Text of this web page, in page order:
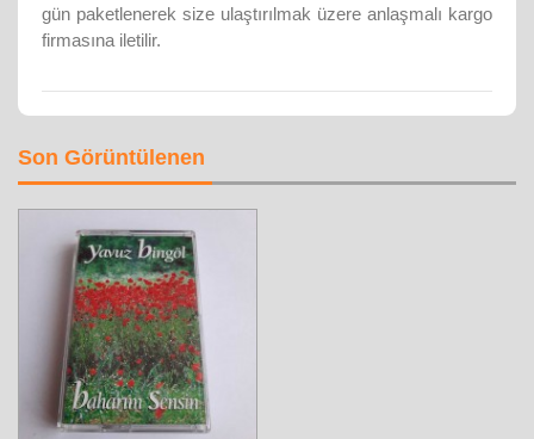
gün paketlenerek size ulaştırılmak üzere anlaşmalı kargo
firmasına iletilir.
Son Görüntülenen